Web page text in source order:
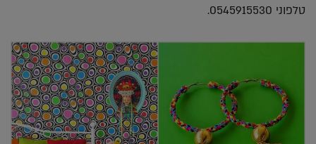
טלפוני 0545915530.